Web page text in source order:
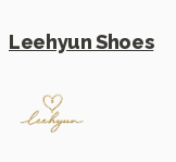
Leehyun Shoes